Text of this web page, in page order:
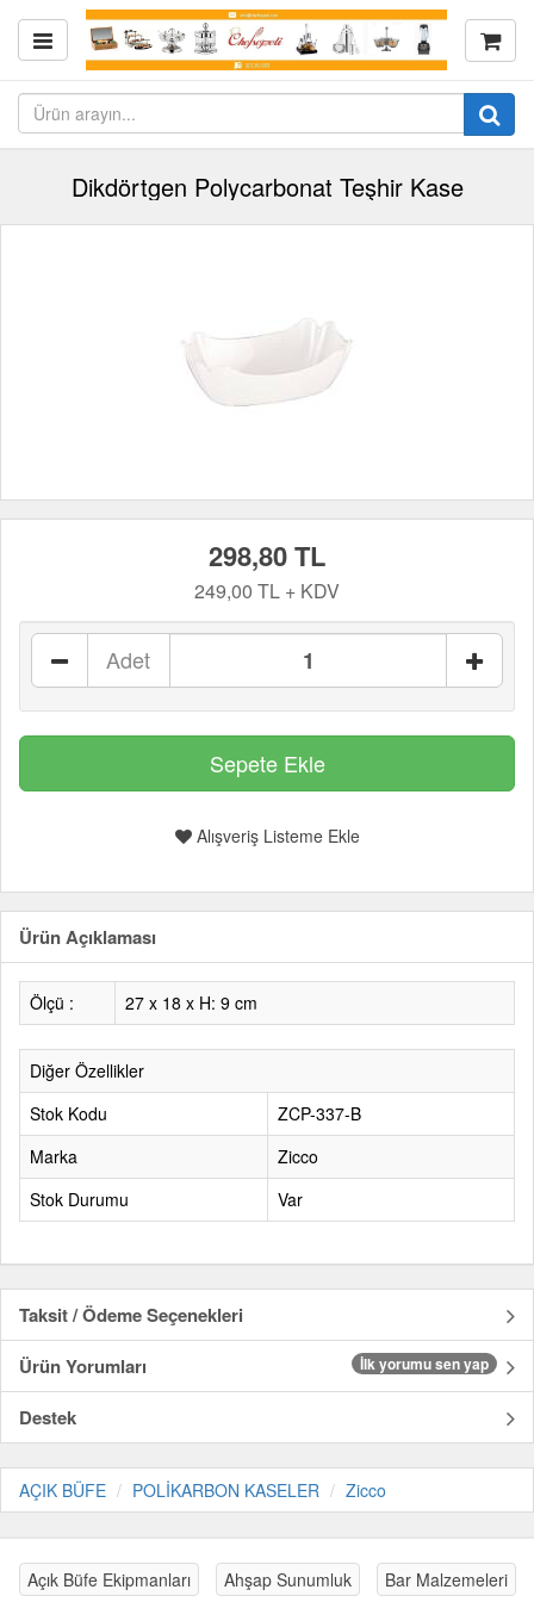
Dikdörtgen Polycarbonat Teşhir Kase
298,80 TL
249,00 TL + KDV
Adet
Alışveriş Listeme Ekle
Ürün Açıklaması
Ölçü : 27 x 18 x H: 9 cm
Diğer Özellikler
Stok Kodu
ZCP-337-B
Marka
Zicco
Stok Durumu
Var
Taksit / Ödeme Seçenekleri
Ürün Yorumları
İlk yorumu sen yap
Destek
AÇIK BÜFE POLİKARBON KASELER Zicco
Açık Büfe Ekipmanları Ahşap Sunumluk Bar Malzemeleri